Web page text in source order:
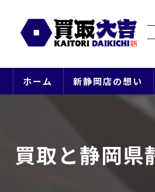
ホーム 新静岡店の想い
買取と静岡県